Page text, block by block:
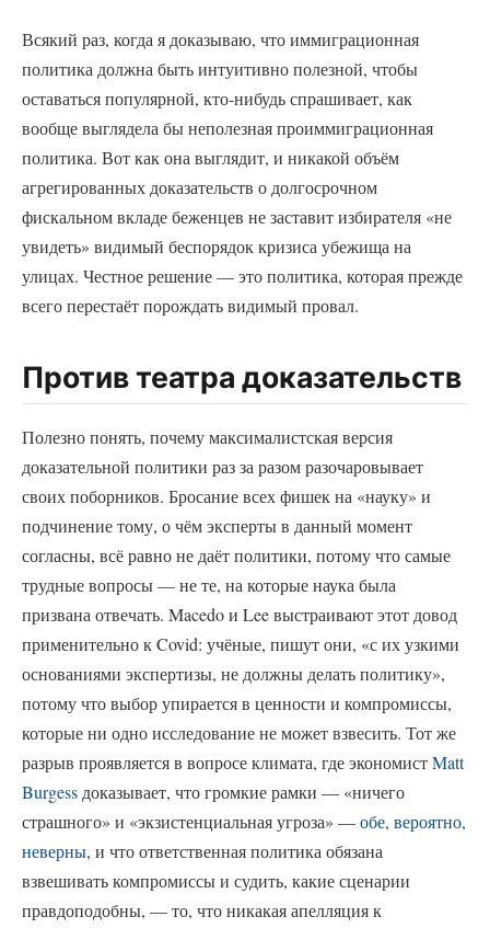
Всякий раз, когда я доказываю, что иммиграционная
политика должна быть интуитивно полезной, чтобы
оставаться популярной, кто-нибудь спрашивает, как
вообще выглядела бы неполезная проиммиграционная
политика. Вот как она выглядит, и никакой объём
агрегированных доказательств о долгосрочном
фискальном вкладе беженцев не заставит избирателя «не
увидеть» видимый беспорядок кризиса убежища на
улицах. Честное решение — это политика, которая прежде
всего перестаёт порождать видимый провал.
Против театра доказательств
Полезно понять, почему максималистская версия
доказательной политики раз за разом разочаровывает
своих поборников. Бросание всех фишек на «науку» и
подчинение тому, о чём эксперты в данный момент
согласны, всё равно не даёт политики, потому что самые
трудные вопросы — не те, на которые наука была
призвана отвечать. Macedo и Lee выстраивают этот довод
применительно к Covid: учёные, пишут они, «с их узкими
основаниями экспертизы, не должны делать политику»,
потому что выбор упирается в ценности и компромиссы,
которые ни одно исследование не может взвесить. Тот же
разрыв проявляется в вопросе климата, где экономистMatt
Burgess доказывает, что громкие рамки — «ничего
страшного» и «экзистенциальная угроза» —обе, вероятно,
неверны, и что ответственная политика обязана
взвешивать компромиссы и судить, какие сценарии
правдоподобны, — то, что никакая апелляция к